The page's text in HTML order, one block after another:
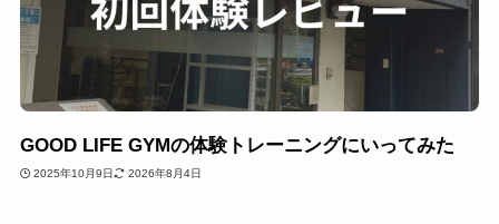
GOOD LIFE GYMの体験トレーニングにいってみた
2025年10月9日 2026年8月4日